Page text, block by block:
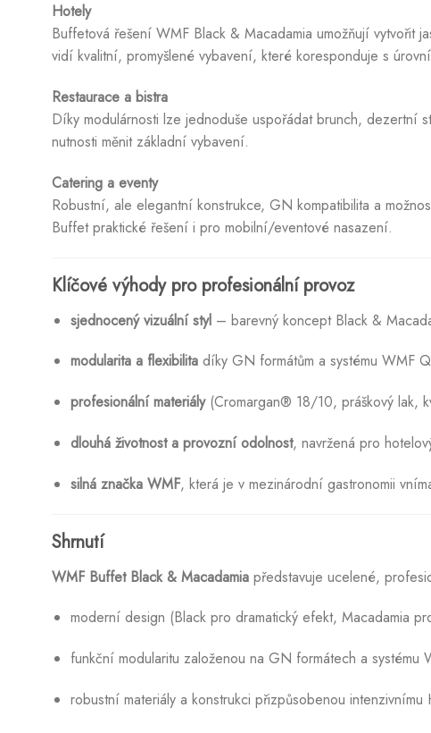
Hotely
Buffetová řešení WMF Black & Macadamia umožňují vytvořit
vidí kvalitní, promyšlené vybavení, které koresponduje s
Restaurace a bistra
Díky modulárnosti lze jednoduše uspořádat brunch, dezertní
nutnosti měnit základní vybavení.
Catering a eventy
Robustní, ale elegantní konstrukce, GN kompatibilita a
Buffet praktické řešení i pro mobilní/eventové nasazení.
Klíčové výhody pro profesionální provoz
sjednocený vizuální styl– barevný koncept Black &
modularita a flexibilitadíky GN formátům a systému WMF
profesionální materiály(Cromargan® 18/10, práškový lak,
dlouhá životnost a provozní odolnost, navržená pro
silná značka WMF, která je v mezinárodní gastronomii
Shrnutí
WMF Buffet Black & Macadamia představuje ucelené,
moderní design (Black pro dramatický efekt, Macadamia
funkční modularitu založenou na GN formátech a systému
robustní materiály a konstrukci přizpůsobenou